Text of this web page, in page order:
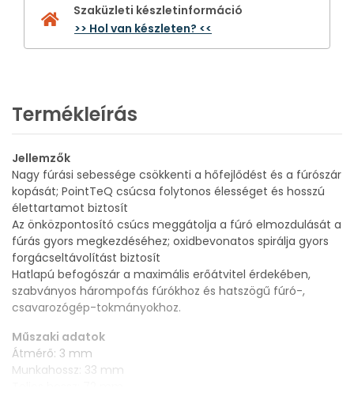
Szaküzleti készletinformáció
>> Hol van készleten? <<
Termékleírás
Jellemzők
Nagy fúrási sebessége csökkenti a hőfejlődést és a fúrószár
kopását; PointTeQ csúcsa folytonos élességet és hosszú
élettartamot biztosít
Az önközpontosító csúcs meggátolja a fúró elmozdulását a
fúrás gyors megkezdéséhez; oxidbevonatos spirálja gyors
forgácseltávolítást biztosít
Hatlapú befogószár a maximális erőátvitel érdekében,
szabványos hárompofás fúrókhoz és hatszögű fúró-,
csavarozógép-tokmányokhoz.
Műszaki adatok
Átmérő: 3 mm
Munkahossz: 33 mm